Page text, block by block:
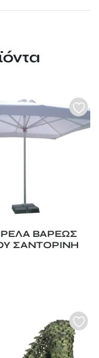
ΒΑΡΕΩΣ
ΣΑΝΤΟΡΙΝΗ